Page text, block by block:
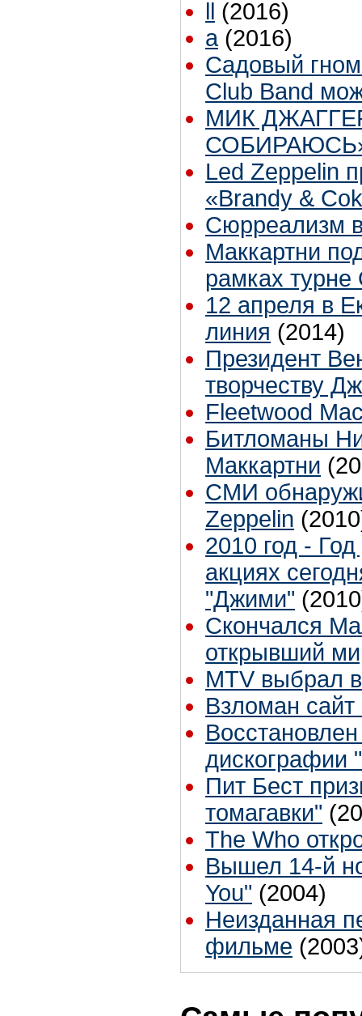
ll (2016)
a (2016)
Садовый
Club Band
МИК
Led Zeppelin
«Brandy &
Сюрреализм
Маккартни
рамках турне
12 апреля в
линия (2014)
Президент
творчеству
Fleetwood
Битломаны
Маккартни
СМИ
Zeppelin
2010 год -
акциях
"Джими"
Скончался
открывший
MTV выбрал
Взломан
дискографии
Пит Бест
томагавки"
The Who
Вышел 14-й
You" (2004)
Неизданная
фильме